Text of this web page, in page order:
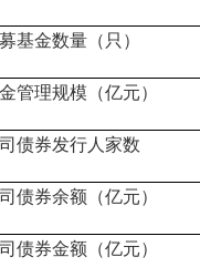
基金数量（只）
管理规模（亿元）
债券发行人家数
债券余额（亿元）
债券金额（亿元）